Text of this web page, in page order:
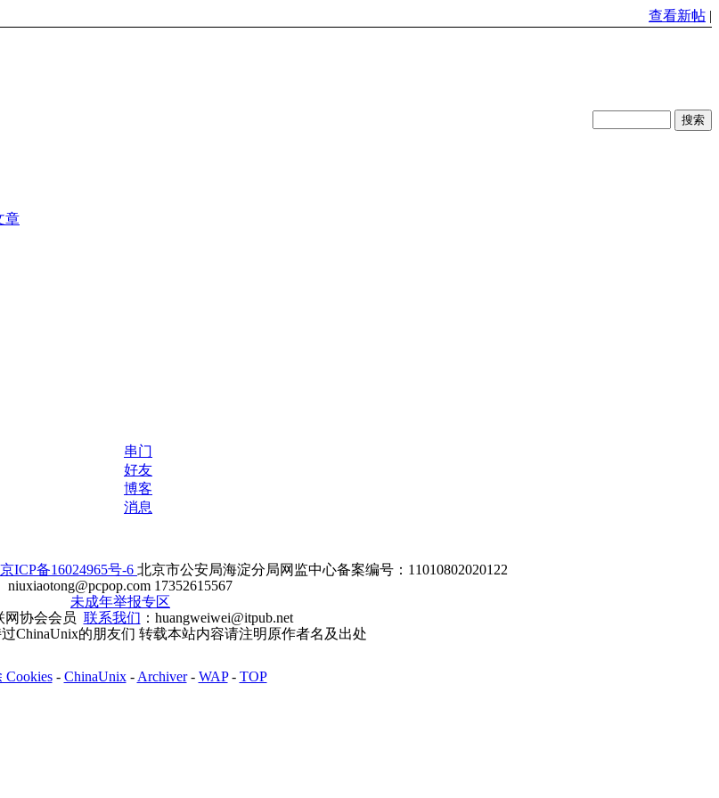
查看新帖 |
章
串门
好友
博客
消息
京ICP备16024965号-6 北京市公安局海淀分局网监中心备案编号：11010802020122
niuxiaotong@pcpop.com 17352615567
未成年举报专区
网协会会员 联系我们 ：huangweiwei@itpub.net
ChinaUnix的朋友们 转载本站内容请注明原作者名及出处
Cookies- ChinaUnix- Archiver- WAP- TOP